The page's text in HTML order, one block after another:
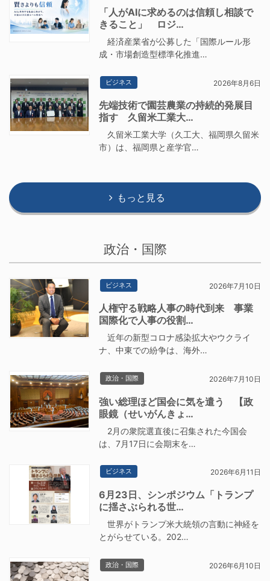
「人がAIに求めるのは信頼し相談で
きること」 ロジ…
経済産業省が公募した「国際ルール形
成・市場創造型標準化推進…
ビジネス 2026年8月6日
先端技術で園芸農業の持続的発展目
指す 久留米工業大…
久留米工業大学（久工大、福岡県久留米
市）は、福岡県と産学官…
もっと見る
政治・国際
ビジネス 2026年7月10日
人権守る戦略人事の時代到来 事業
国際化で人事の役割…
近年の新型コロナ感染拡大やウクライ
ナ、中東での紛争は、海外…
政治・国際 2026年7月10日
強い総理ほど国会に気を遣う 【政
眼鏡（せいがんきょ…
2月の衆院選直後に召集された今国会
は、7月17日に会期末を…
ビジネス 2026年6月11日
6月23日、シンポジウム「トランプ
に揺さぶられる世…
世界がトランプ米大統領の言動に神経を
とがらせている。202…
政治・国際 2026年6月10日